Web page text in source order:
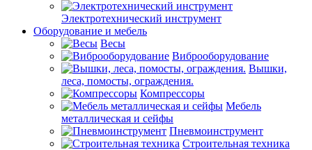
Электротехнический инструмент
Оборудование и мебель
Весы
Виброоборудование
Вышки,
леса, помосты, ограждения.
Компрессоры
Мебель
металлическая и сейфы
Пневмоинструмент
Строительная техника